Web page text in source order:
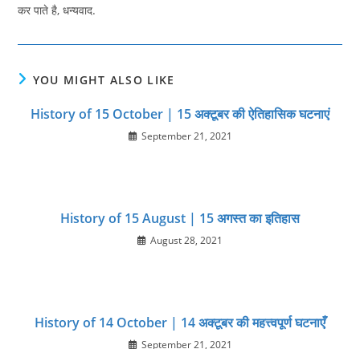
कर पाते है, धन्यवाद.
YOU MIGHT ALSO LIKE
History of 15 October | 15 अक्टूबर की ऐतिहासिक घटनाएं
September 21, 2021
History of 15 August | 15 अगस्त का इतिहास
August 28, 2021
History of 14 October | 14 अक्टूबर की महत्त्वपूर्ण घटनाएँ
September 21, 2021